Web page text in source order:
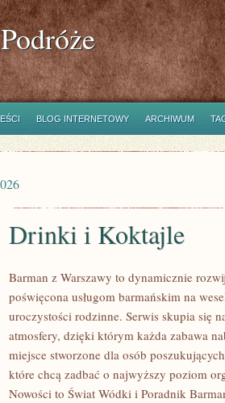
BLOG INTERNETOWY ARCHIWUM
Drinki i Koktajle
Barman z Warszawy to dynamicznie
poświęcona usługom barmańskim na
uroczystości rodzinne. Serwis skupia się
atmosfery, dzięki którym każda zabawa
miejsce stworzone dla osób
które chcą zadbać o najwyższy poziom
Nowości to Świat Wódki i Poradnik